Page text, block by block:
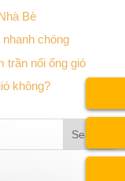
Bè
chóng
trần nối ống gió
không?